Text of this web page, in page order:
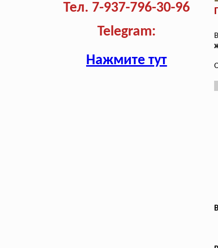
Тел. 7-937-796-30-96
Telegram:
Нажмите тут